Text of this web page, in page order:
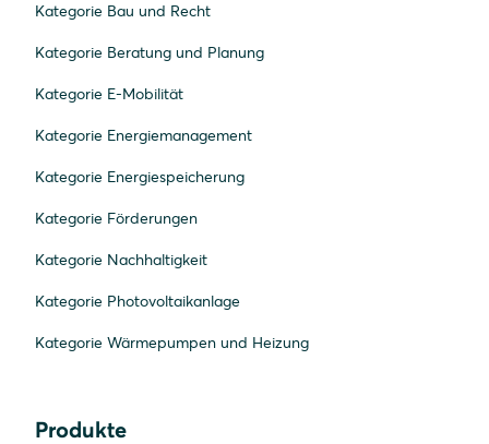
Kategorie Bau und Recht
Kategorie Beratung und Planung
Kategorie E-Mobilität
Kategorie Energiemanagement
Kategorie Energiespeicherung
Kategorie Förderungen
Kategorie Nachhaltigkeit
Kategorie Photovoltaikanlage
Kategorie Wärmepumpen und Heizung
Produkte